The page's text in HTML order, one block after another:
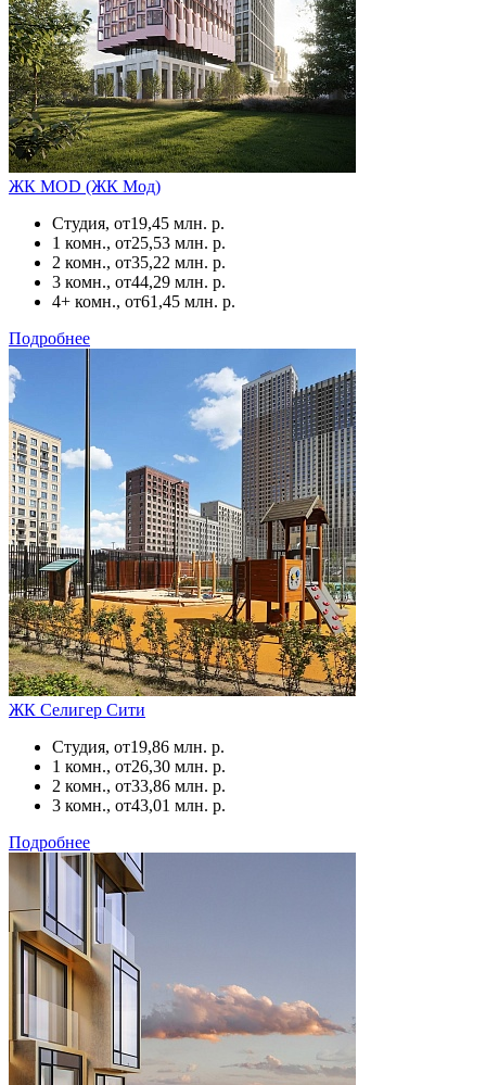
ЖК MOD (ЖК Мод)
Студия, от19,45 млн. р.
1 комн., от25,53 млн. р.
2 комн., от35,22 млн. р.
3 комн., от44,29 млн. р.
4+ комн., от61,45 млн. р.
Подробнее
ЖК Селигер Сити
Студия, от19,86 млн. р.
1 комн., от26,30 млн. р.
2 комн., от33,86 млн. р.
3 комн., от43,01 млн. р.
Подробнее